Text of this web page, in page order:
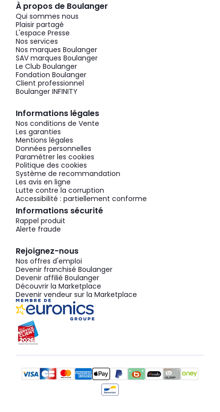
À propos de Boulanger
Qui sommes nous
Plaisir partagé
L'espace Presse
Nos services
Nos marques Boulanger
SAV marques Boulanger
Le Club Boulanger
Fondation Boulanger
Client professionnel
Boulanger INFINITY
Informations légales
Nos conditions de Vente
Les garanties
Mentions légales
Données personnelles
Paramétrer les cookies
Politique des cookies
Système de recommandation
Les avis en ligne
Lutte contre la corruption
Accessibilité : partiellement conforme
Informations sécurité
Rappel produit
Alerte fraude
Rejoignez-nous
Nos offres d'emploi
Devenir franchisé Boulanger
Devenir affilié Boulanger
Découvrir la Marketplace
Devenir vendeur sur la Marketplace